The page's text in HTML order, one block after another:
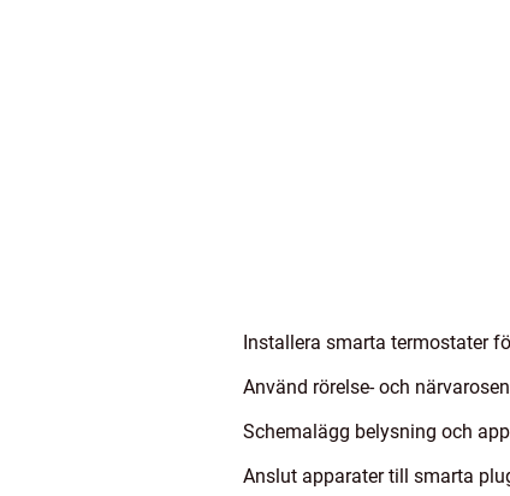
Installera smarta termostater
Använd rörelse- och
Schemalägg belysning och
Anslut apparater till smarta